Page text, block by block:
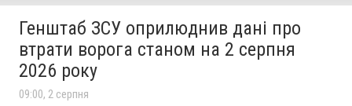
Генштаб ЗСУ оприлюднив дані про
втрати ворога станом на 2 серпня
2026 року
09:00, 2 серпня